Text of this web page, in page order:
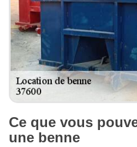
Ce que vous
une benne